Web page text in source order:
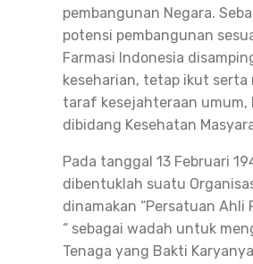
pembangunan Negara.
potensi pembangunan
Farmasi Indonesia
keseharian, tetap ikut serta
taraf kesejahteraan umum,
dibidang Kesehatan
Pada tanggal 13 Februari
dibentuklah suatu
dinamakan “Persatuan Ahli
“ sebagai wadah untuk
Tenaga yang Bakti